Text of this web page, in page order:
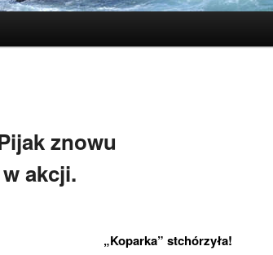
znowu
akcji.
„Koparka” stchórzyła!